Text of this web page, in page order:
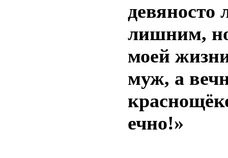
девяносто
лишним,
моей
муж, а
ечно!»